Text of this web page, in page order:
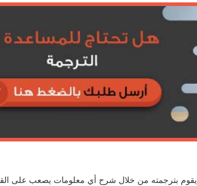
بترجمته من خلال شرح أي معلومات يصعب على